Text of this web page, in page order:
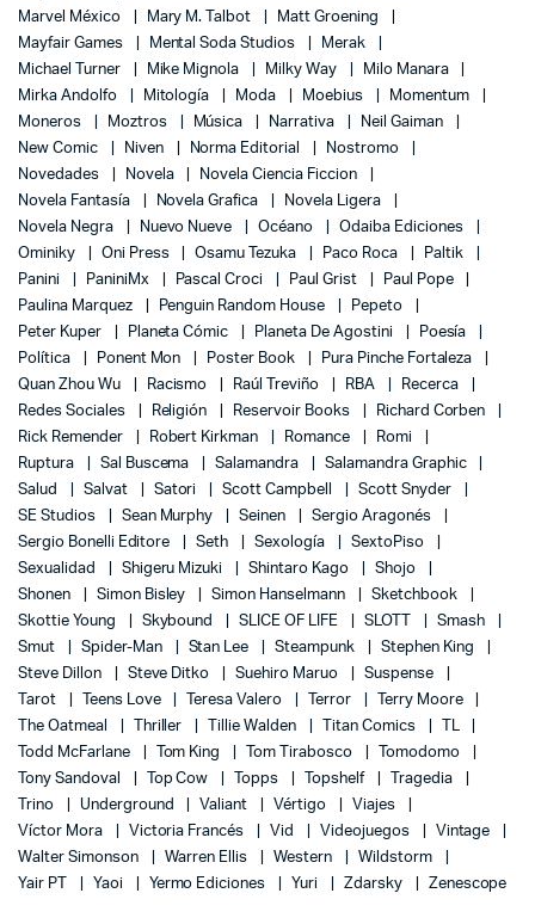
Marvel México
Mary M. Talbot
Matt Groening
Mayfair Games
Mental Soda Studios
Merak
Michael Turner
Mike Mignola Milky Way
Milo Manara
Mirka Andolfo
Mitología Moda Moebius
Momentum
Moneros
Moztros Música Narrativa
Neil Gaiman
New Comic
Niven Norma Editorial
Nostromo
Novedades
Novela
Novela Ciencia Ficcion
Novela Fantasía
Novela Grafica
Novela Ligera
Novela Negra
Nuevo Nueve Océano
Odaiba Ediciones
Ominiky
Oni Press Osamu Tezuka Paco Roca
Paltik
Panini
PaniniMx Pascal Croci Paul Grist
Paul Pope
Paulina Marquez
Penguin Random House
Pepeto
Peter Kuper
Planeta Cómic Planeta De Agostini
Poesía
Política
Ponent Mon Poster Book
Pura Pinche Fortaleza
Quan Zhou Wu
Racismo Raúl Treviño RBA
Recerca
Redes Sociales
Religión Reservoir Books
Richard Corben
Rick Remender
Robert Kirkman Romance
Romi
Ruptura
Sal Buscema Salamandra
Salamandra Graphic
Salud
Salvat Satori Scott Campbell
Scott Snyder
SE Studios
Sean Murphy Seinen
Sergio Aragonés
Sergio Bonelli Editore
Seth Sexología
SextoPiso
Sexualidad
Shigeru Mizuki Shintaro Kago
Shojo
Shonen
Simon Bisley Simon Hanselmann
Sketchbook
Skottie Young
Skybound SLICE OF LIFE SLOTT
Smash
Smut
Spider-Man Stan Lee Steampunk
Stephen King
Steve Dillon
Steve Ditko Suehiro Maruo
Suspense
Tarot
Teens Love Teresa Valero Terror
Terry Moore
The Oatmeal
Thriller Tillie Walden Titan Comics
Todd McFarlane
Tom King Tom Tirabosco
Tomodomo
Tony Sandoval
Top Cow Topps Topshelf
Tragedia
Trino
Underground Valiant Vértigo
Viajes
Víctor Mora
Victoria Francés Vid Videojuegos
Vintage
Walter Simonson
Warren Ellis Western
Wildstorm
Yair PT
Yaoi Yermo Ediciones Yuri Zdarsky Zenescope